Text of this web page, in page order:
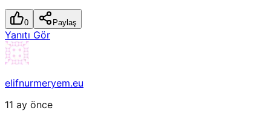
0 Paylaş
Yanıtı Gör
elifnurmeryem.eu
11 ay önce